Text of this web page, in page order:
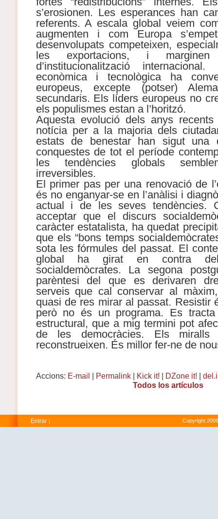
s’erosionen. Les esperances han
referents. A escala global veiem
augmenten i com Europa
desenvolupats competeixen,
les exportacions, i
d’institucionalització
econòmica i tecnològica ha
europeus, excepte (potser)
secundaris. Els líders europeus no
els populismes estan a l’horitzó.
Aquesta evolució dels anys
notícia per a la majoria dels
estats de benestar han sigut una
conquestes de tot el període
les tendències globals
irreversibles.
El primer pas per una renovació de
és no enganyar-se en l’anàlisi i
actual i de les seves tendències.
acceptar que el discurs
caràcter estatalista, ha quedat
que els “bons temps
sota les fórmules del passat. El
global ha girat en contra
socialdemòcrates. La segona
parèntesi del que es derivaren
serveis que cal conservar al
quasi de res mirar al passat. Resistir
però no és un programa. Es tracta
estructural, que a mig termini pot
de les democràcies. Els
reconstrueixen. És millor fer-ne de
Accions: E-mail | Permalink| Kick it! | DZone it! |
Todos los artículos
Entrar | Copyright